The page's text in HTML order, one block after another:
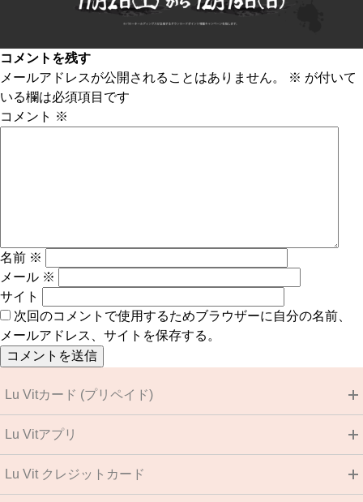
コメントを残す
メールアドレスが公開されることはありません。
※ が付いて
いる欄は必須項目です
コメント ※
名前 ※
メール ※
サイト
次回のコメントで使用するためブラウザーに自分の名前、
メールアドレス、サイトを保存する。
Lu Vitカード (プリペイド)
Lu Vitアプリ
Lu Vit クレジットカード